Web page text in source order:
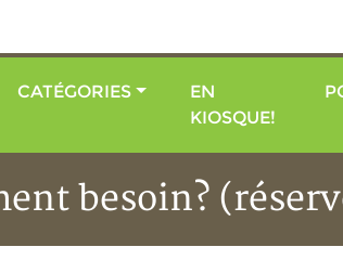
CATÉGORIES
EN
KIOSQUE!
besoin?